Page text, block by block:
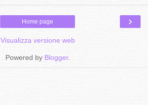
›
Home page
Visualizza versione web
Powered by Blogger.